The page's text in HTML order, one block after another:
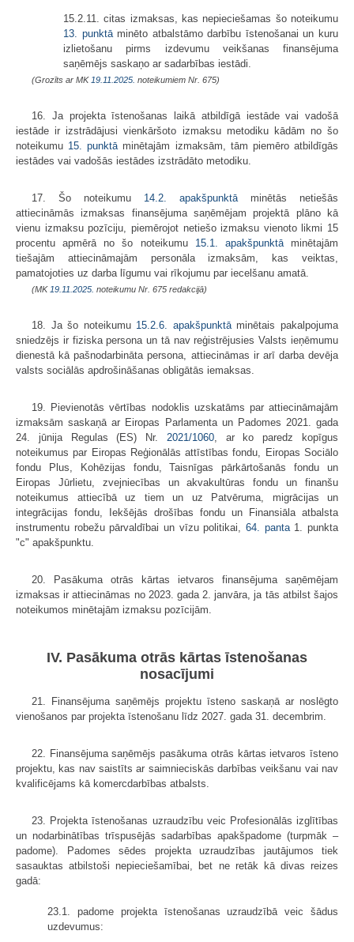
15.2.11. citas izmaksas, kas nepieciešamas šo noteikumu
13. punktāminēto atbalstāmo darbību īstenošanai un kuru
izlietošanu pirms izdevumu veikšanas finansējuma
saņēmējs saskaņo ar sadarbības iestādi.
(Grozīts ar MK 19.11.2025. noteikumiem Nr. 675)
16. Ja projekta īstenošanas laikā atbildīgā iestāde vai vadošā
iestāde ir izstrādājusi vienkāršoto izmaksu metodiku kādām no šo
noteikumu 15. punktā minētajām izmaksām, tām piemēro atbildīgās
iestādes vai vadošās iestādes izstrādāto metodiku.
17. Šo noteikumu 14.2. apakšpunktā minētās netiešās
attiecināmās izmaksas finansējuma saņēmējam projektā plāno kā
vienu izmaksu pozīciju, piemērojot netiešo izmaksu vienoto likmi 15
procentu apmērā no šo noteikumu 15.1. apakšpunktāminētajām
tiešajām attiecināmajām personāla izmaksām, kas veiktas,
pamatojoties uz darba līgumu vai rīkojumu par iecelšanu amatā.
(MK 19.11.2025. noteikumu Nr. 675 redakcijā)
18. Ja šo noteikumu 15.2.6. apakšpunktāminētais pakalpojuma
sniedzējs ir fiziska persona un tā nav reģistrējusies Valsts ieņēmumu
dienestā kā pašnodarbināta persona, attiecināmas ir arī darba devēja
valsts sociālās apdrošināšanas obligātās iemaksas.
19. Pievienotās vērtības nodoklis uzskatāms par attiecināmajām
izmaksām saskaņā ar Eiropas Parlamenta un Padomes 2021. gada
24. jūnija Regulas (ES) Nr. 2021/1060, ar ko paredz kopīgus
noteikumus par Eiropas Reģionālās attīstības fondu, Eiropas Sociālo
fondu Plus, Kohēzijas fondu, Taisnīgas pārkārtošanās fondu un
Eiropas Jūrlietu, zvejniecības un akvakultūras fondu un finanšu
noteikumus attiecībā uz tiem un uz Patvēruma, migrācijas un
integrācijas fondu, Iekšējās drošības fondu un Finansiāla atbalsta
instrumentu robežu pārvaldībai un vīzu politikai, 64. panta1. punkta
"c" apakšpunktu.
20. Pasākuma otrās kārtas ietvaros finansējuma saņēmējam
izmaksas ir attiecināmas no 2023. gada 2. janvāra, ja tās atbilst šajos
noteikumos minētajām izmaksu pozīcijām.
IV. Pasākuma otrās kārtas īstenošanas
nosacījumi
21. Finansējuma saņēmējs projektu īsteno saskaņā ar noslēgto
vienošanos par projekta īstenošanu līdz 2027. gada 31. decembrim.
22. Finansējuma saņēmējs pasākuma otrās kārtas ietvaros īsteno
projektu, kas nav saistīts ar saimnieciskās darbības veikšanu vai nav
kvalificējams kā komercdarbības atbalsts.
23. Projekta īstenošanas uzraudzību veic Profesionālās izglītības
un nodarbinātības trīspusējās sadarbības apakšpadome (turpmāk –
padome). Padomes sēdes projekta uzraudzības jautājumos tiek
sasauktas atbilstoši nepieciešamībai, bet ne retāk kā divas reizes
gadā:
23.1. padome projekta īstenošanas uzraudzībā veic šādus
uzdevumus: